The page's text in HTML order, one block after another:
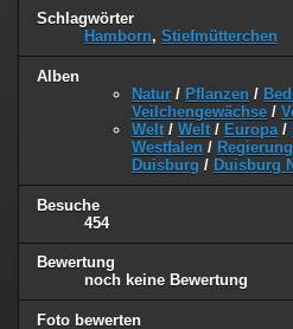
Schlagwörter
Hamborn, Stiefmütterchen
Alben
Natur / Pflanzen /
Veilchengewächse /
Welt / Welt / Europa /
Westfalen /
Duisburg / Duisburg
Besuche
454
Bewertung
noch keine Bewertung
Foto bewerten